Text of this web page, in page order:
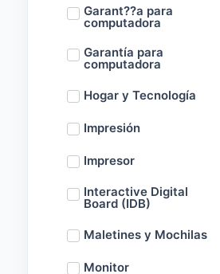
Garant??a para
computadora
Garantía para
computadora
Hogar y Tecnología
Impresión
Impresor
Interactive Digital
Board (IDB)
Maletines y Mochilas
Monitor